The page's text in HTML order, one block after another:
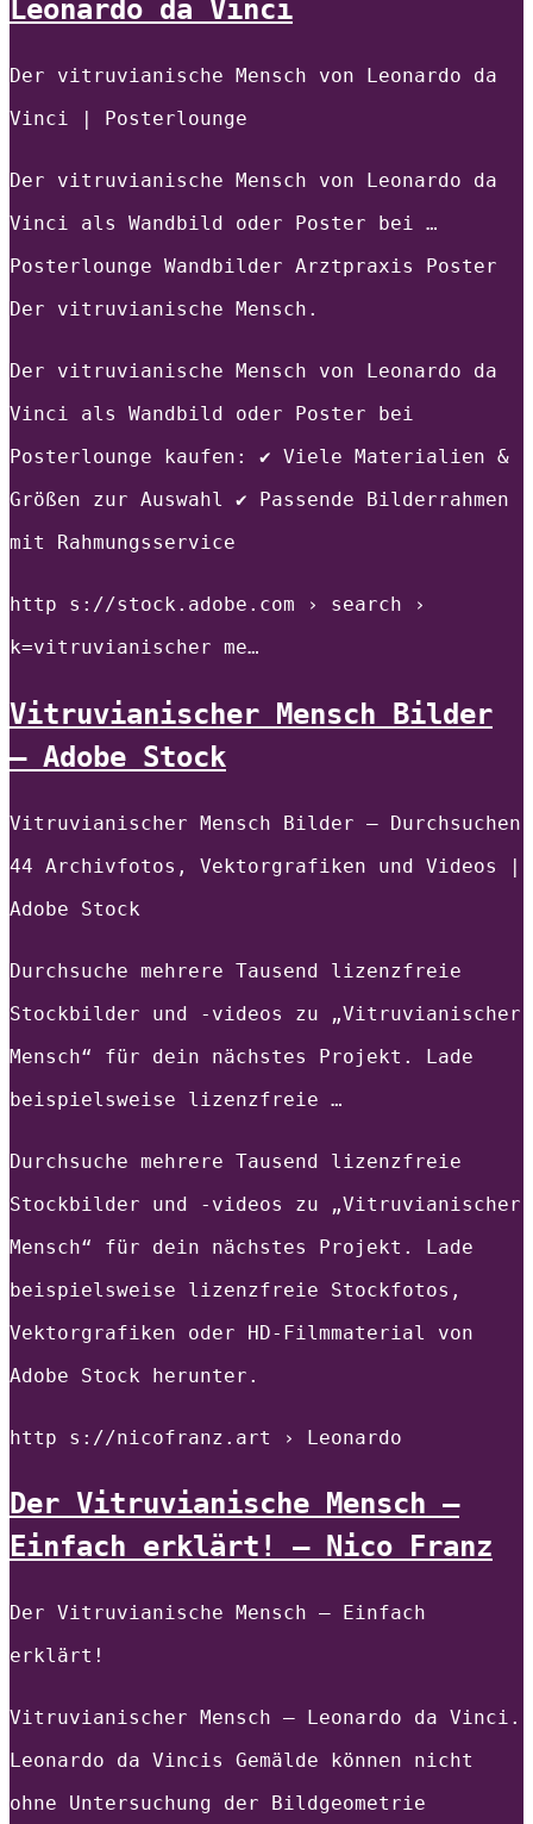
Leonardo da Vinci
Der vitruvianische Mensch von Leonardo da
Vinci | Posterlounge
Der vitruvianische Mensch von Leonardo da
Vinci als Wandbild oder Poster bei …
Posterlounge Wandbilder Arztpraxis Poster
Der vitruvianische Mensch.
Der vitruvianische Mensch von Leonardo da
Vinci als Wandbild oder Poster bei
Posterlounge kaufen: ✔ Viele Materialien &
Größen zur Auswahl ✔ Passende Bilderrahmen
mit Rahmungsservice
http s://stock.adobe.com › search ›
k=vitruvianischer me…
Vitruvianischer Mensch Bilder
– Adobe Stock
Vitruvianischer Mensch Bilder – Durchsuchen
44 Archivfotos, Vektorgrafiken und Videos |
Adobe Stock
Durchsuche mehrere Tausend lizenzfreie
Stockbilder und -videos zu „Vitruvianischer
Mensch“ für dein nächstes Projekt. Lade
beispielsweise lizenzfreie …
Durchsuche mehrere Tausend lizenzfreie
Stockbilder und -videos zu „Vitruvianischer
Mensch“ für dein nächstes Projekt. Lade
beispielsweise lizenzfreie Stockfotos,
Vektorgrafiken oder HD-Filmmaterial von
Adobe Stock herunter.
http s://nicofranz.art › Leonardo
Der Vitruvianische Mensch –
Einfach erklärt! – Nico Franz
Der Vitruvianische Mensch – Einfach
erklärt!
Vitruvianischer Mensch – Leonardo da Vinci.
Leonardo da Vincis Gemälde können nicht
ohne Untersuchung der Bildgeometrie